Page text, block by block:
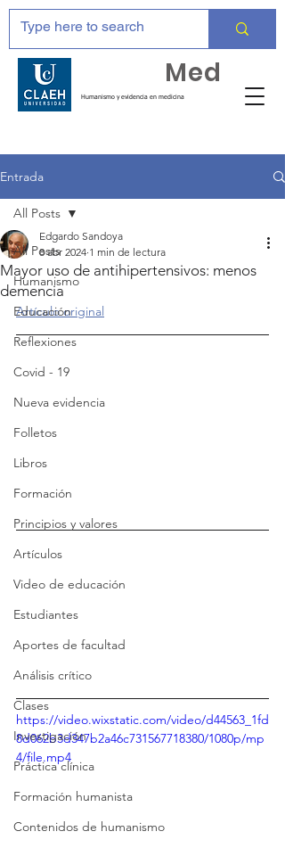
Humanismo y evidencia en medicina
Med
Entrada
All Posts
Humanismo
Educación
Reflexiones
Covid - 19
Nueva evidencia
Folletos
Libros
Formación
Principios y valores
Artículos
Video de educación
Estudiantes
Aportes de facultad
Análisis crítico
Clases
Investigación
Práctica clínica
Formación humanista
Contenidos de humanismo
All Posts
Mayor uso de antihipertensivos: menos
demencia
Edgardo Sandoya
8 abr 2024 1 min de lectura
Artículo original
https://video.wixstatic.com/video/d44563_1fd
8d062b3d347b2a46c731567718380/1080p/mp
4/file.mp4